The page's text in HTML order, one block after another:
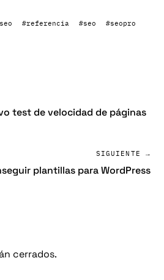
#referencia #seo
#seopro
test de velocidad de páginas
SIGUIENTE →
plantillas para WordPress
cerrados.